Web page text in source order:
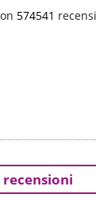
574541